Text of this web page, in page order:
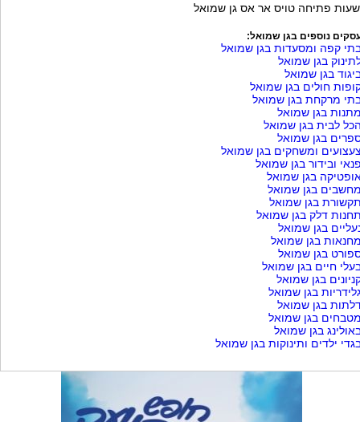
שעות פתיחה טויס אר אס גן שמואל
נוספים בגן שמואל:
קפה ומסעדות בגן שמואל
בגן שמואל
בגן שמואל
חולים בגן שמואל
מרקחת בגן שמואל
בגן שמואל
לבית בגן שמואל
בגן שמואל
ומשחקים בגן שמואל
ובידור בגן שמואל
בגן שמואל
בגן שמואל
בגן שמואל
דלק בגן שמואל
בגן שמואל
בגן שמואל
בגן שמואל
חיים בגן שמואל
בגן שמואל
בגן שמואל
בגן שמואל
בגן שמואל
בגן שמואל
ילדים ותינוקות בגן שמואל